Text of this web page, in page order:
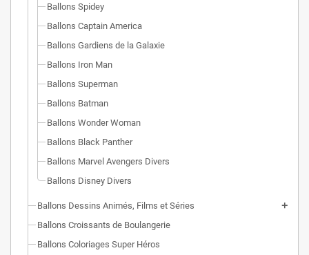
Ballons Spidey
Ballons Captain America
Ballons Gardiens de la Galaxie
Ballons Iron Man
Ballons Superman
Ballons Batman
Ballons Wonder Woman
Ballons Black Panther
Ballons Marvel Avengers Divers
Ballons Disney Divers
Ballons Dessins Animés, Films et Séries
Ballons Croissants de Boulangerie
Ballons Coloriages Super Héros